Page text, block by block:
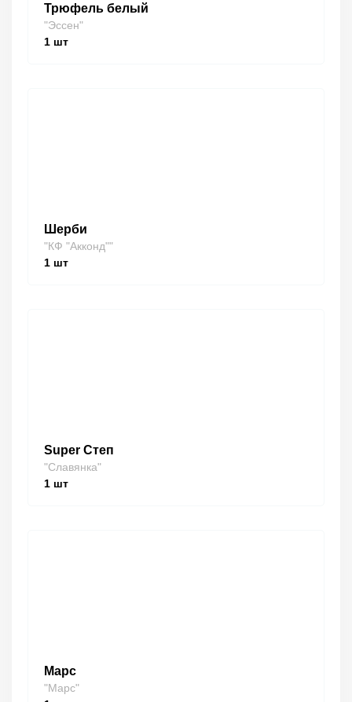
Трюфель белый
"Эссен"
1 шт
Шерби
"КФ "Акконд""
1 шт
Super Степ
"Славянка"
1 шт
Марс
"Марс"